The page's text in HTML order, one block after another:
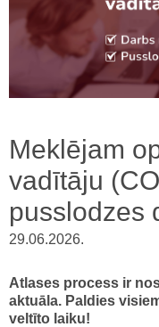
Meklējam
vadītāju
pusslodzes
29.06.2026.
Atlases process ir
aktuāla. Paldies
veltīto laiku!